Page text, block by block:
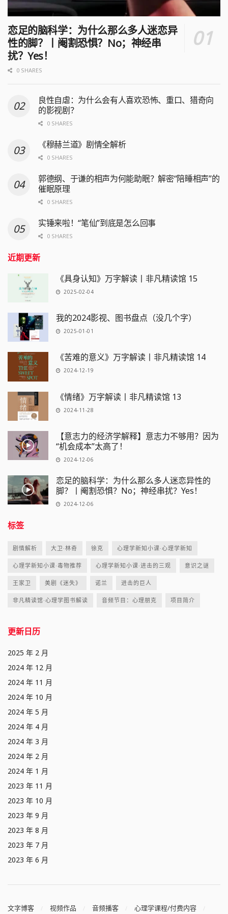
恋足的脑科学：为什么那么多人迷恋异
性的脚？丨阉割恐惧？No；神经串
扰？Yes！
0 SHARES
良性自虐：为什么会有人喜欢恐怖、重口、猎奇向
的影视剧？
0 SHARES
《穆赫兰道》剧情全解析
0 SHARES
郭德纲、于谦的相声为何能助眠？解密“陪睡相声”的
催眠原理
0 SHARES
实锤来啦！“笔仙”到底是怎么回事
0 SHARES
近期更新
《具身认知》万字解读丨非凡精读馆 15
2025-02-04
我的2024影视、图书盘点（没几个字）
2025-01-01
《苦难的意义》万字解读丨非凡精读馆 14
2024-12-19
《情绪》万字解读丨非凡精读馆 13
2024-11-28
【意志力的经济学解释】意志力不够用？因为
“机会成本”太高了！
2024-12-06
恋足的脑科学：为什么那么多人迷恋异性的
脚？丨阉割恐惧？No；神经串扰？Yes！
2024-12-06
标签
剧情解析 大卫·林奇 徐克 心理学新知小课·心理学新知
心理学新知小课·毒物推荐 心理学新知小课·进击的三观 意识之谜
王家卫 美剧《迷失》 诺兰 进击的巨人
非凡精读馆·心理学图书解读 音频节目：心理朋克 项目简介
更新日历
2025 年 2 月
2024 年 12 月
2024 年 11 月
2024 年 10 月
2024 年 5 月
2024 年 4 月
2024 年 3 月
2024 年 2 月
2024 年 1 月
2023 年 11 月
2023 年 10 月
2023 年 9 月
2023 年 8 月
2023 年 7 月
2023 年 6 月
文字博客 视频作品 音频播客 心理学课程/付费内容